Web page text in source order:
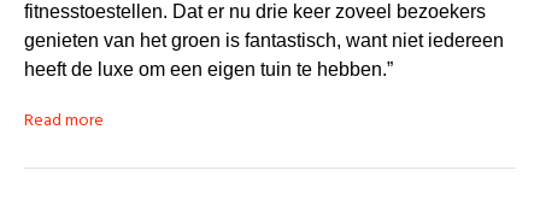
fitnesstoestellen. Dat er nu drie keer zoveel bezoekers
genieten van het groen is fantastisch, want niet iedereen
heeft de luxe om een eigen tuin te hebben.”
Read more